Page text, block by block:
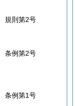
規則第2号
条例第2号
条例第1号